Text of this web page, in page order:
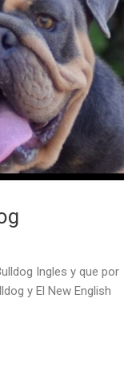
Ingles y que por
y El New English